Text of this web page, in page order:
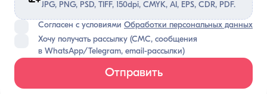
JPG, PNG, PSD, TIFF, 150dpi, CMYK, AI, EPS, CDR, PDF.
Согласен с условиями Обработки персональных данных
Хочу получать рассылку (СМС, сообщения
в WhatsApp/Telegram, email-рассылки)
Отправить